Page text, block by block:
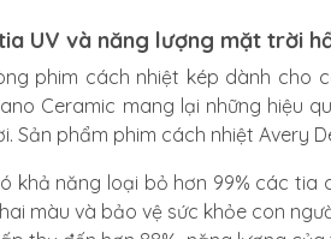
UV và năng lượng mặt trời
phim cách nhiệt kép dành cho
Ceramic mang lại những hiệu
Sản phẩm phim cách nhiệt Avery
khả năng loại bỏ hơn 99% các
màu và bảo vệ sức khỏe con